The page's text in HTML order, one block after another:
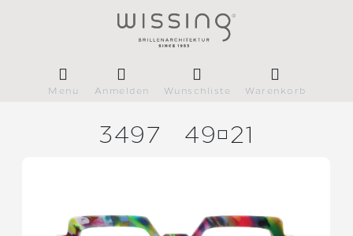
Menü Anmelden Wunschliste Warenkorb
3497 4921